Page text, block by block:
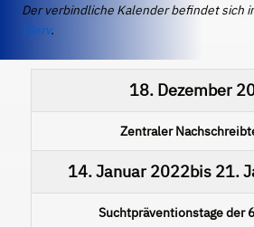
Der verbindliche Kalender befindet sich
IServ.
18. Dezember
Zentraler
14. Januar 2022bis 21.
Suchtpräventionstage der